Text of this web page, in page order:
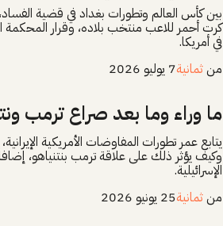
بين كأس العالم وتطورات بغداد في قضية
كرت أحمر للاعب منتخب بلاده، وقرار المحكمة
في أمريكا.
منثمانية7 يوليو 2026
ما وراء وما بعد صراع ترمب
يتابع عمر تطورات المفاوضات الأمريكية
وكيف يؤثر ذلك على علاقة ترمب بنتنياهو،
الإسرائيلية.
منثمانية25 يونيو 2026